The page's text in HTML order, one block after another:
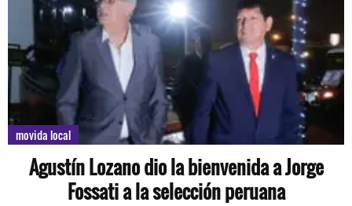
movida local
Agustín Lozano dio la bienvenida a Jorge
Fossati a la selección peruana